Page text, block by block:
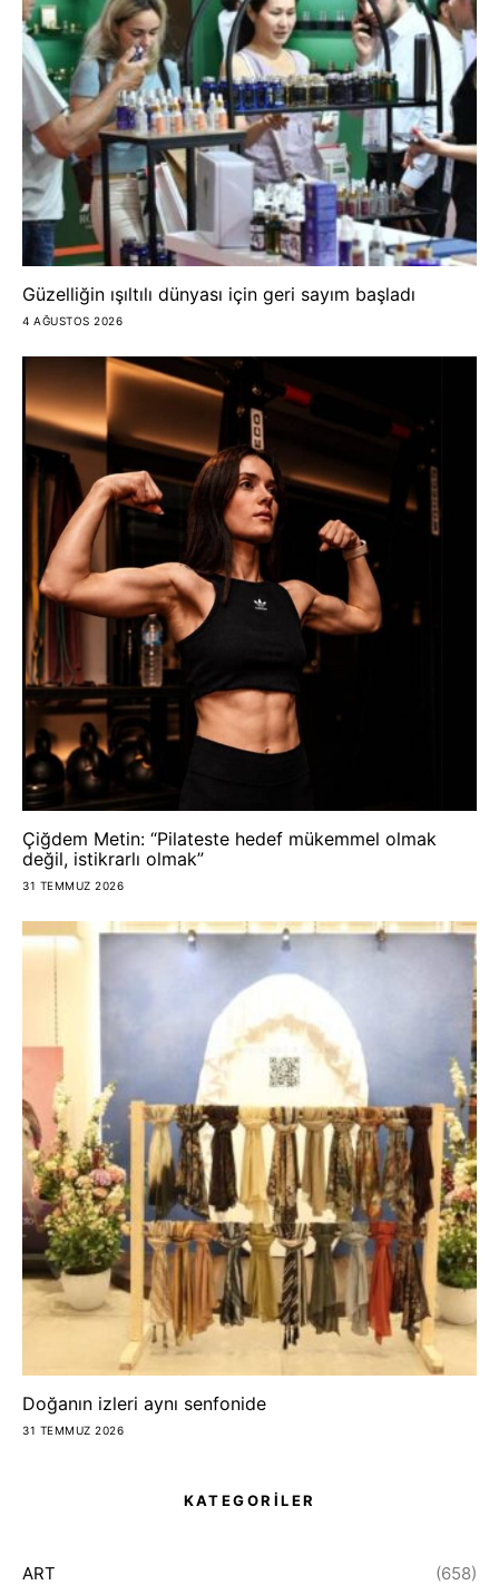
Güzelliğin ışıltılı dünyası için geri sayım başladı
4 AĞUSTOS 2026
Çiğdem Metin: “Pilateste hedef mükemmel olmak
değil, istikrarlı olmak”
31 TEMMUZ 2026
Doğanın izleri aynı senfonide
31 TEMMUZ 2026
KATEGORİLER
ART (658)